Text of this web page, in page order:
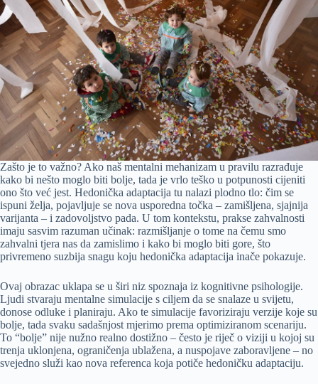
Zašto je to važno? Ako naš mentalni mehanizam u pravilu razrađuje
kako bi nešto moglo biti bolje, tada je vrlo teško u potpunosti cijeniti
ono što već jest. Hedonička adaptacija tu nalazi plodno tlo: čim se
ispuni želja, pojavljuje se nova usporedna točka – zamišljena, sjajnija
varijanta – i zadovoljstvo pada. U tom kontekstu, prakse zahvalnosti
imaju sasvim razuman učinak: razmišljanje o tome na čemu smo
zahvalni tjera nas da zamislimo i kako bi moglo biti gore, što
privremeno suzbija snagu koju hedonička adaptacija inače pokazuje.
Ovaj obrazac uklapa se u širi niz spoznaja iz kognitivne psihologije.
Ljudi stvaraju mentalne simulacije s ciljem da se snalaze u svijetu,
donose odluke i planiraju. Ako te simulacije favoriziraju verzije koje su
bolje, tada svaku sadašnjost mjerimo prema optimiziranom scenariju.
To “bolje” nije nužno realno dostižno – često je riječ o viziji u kojoj su
trenja uklonjena, ograničenja ublažena, a nuspojave zaboravljene – no
svejedno služi kao nova referenca koja potiče hedoničku adaptaciju.